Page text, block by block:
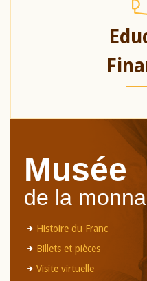
Musée
de la
Histoire du Franc
Billets et pièces
Visite virtuelle